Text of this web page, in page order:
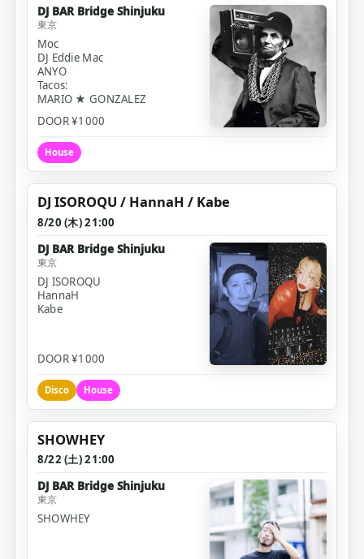
DJ BAR Bridge Shinjuku
東京
Moc
DJ Eddie Mac
ANYO
Tacos:
MARIO ★ GONZALEZ
DOOR ¥1000
House
DJ ISOROQU / HannaH / Kabe
8/20 (木) 21:00
DJ BAR Bridge Shinjuku
東京
DJ ISOROQU
HannaH
Kabe
DOOR ¥1000
Disco House
SHOWHEY
8/22 (土) 21:00
DJ BAR Bridge Shinjuku
東京
SHOWHEY